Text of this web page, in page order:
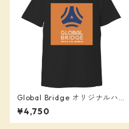
Global Bridge オリジナルハ
イクオリティーTシャツ
¥4,750